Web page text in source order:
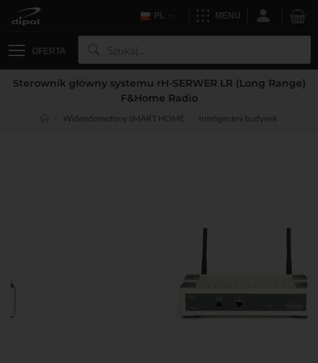
PL MENU
OFERTA
Sterownik główny systemu rH-SERWER LR (Long Range)
F&Home Radio
Wideodomofony SMART HOME Inteligentny budynek